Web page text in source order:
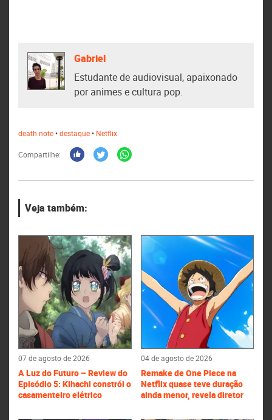
Gabriel
Estudante de audiovisual, apaixonado
por animes e cultura pop.
death note•destaque• Netflix
Compartilhe:
Veja também:
07 de agosto de 2026
A Luz do Futuro – Review do
Episódio 5: Kihachi constrói o
casamenteiro elétrico
04 de agosto de 2026
Remake de One Piece na
Netflix quase teve duração
ainda menor, revela diretor